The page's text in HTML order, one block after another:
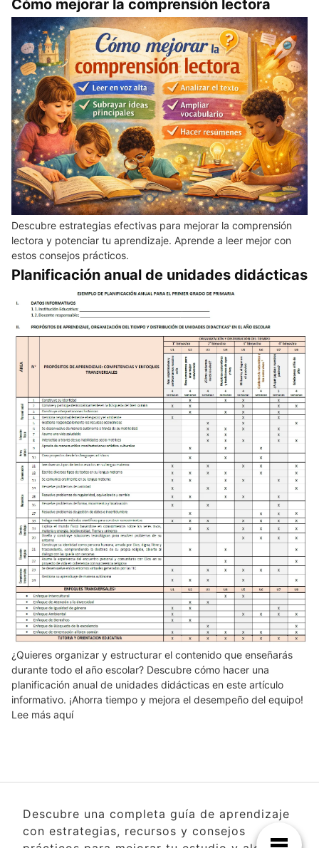
Cómo mejorar la comprensión lectora
Descubre estrategias efectivas para mejorar la comprensión
lectora y potenciar tu aprendizaje. Aprende a leer mejor con
estos consejos prácticos.
Planificación anual de unidades didácticas
¿Quieres organizar y estructurar el contenido que enseñarás
durante todo el año escolar? Descubre cómo hacer una
planificación anual de unidades didácticas en este artículo
informativo. ¡Ahorra tiempo y mejora el desempeño del equipo!
Lee más aquí
Descubre una completa guía de aprendizaje
con estrategias, recursos y consejos